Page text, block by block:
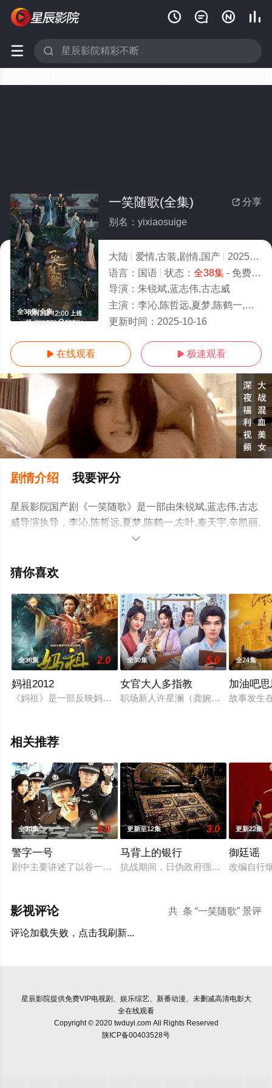
   
 
全38集/全集
 分享
一笑随歌(全集)
别名：yixiaosuige
大陆 爱情,古装,剧情,国产 2025
语言： 国语 状态： 全38集- 免费在线观看
导演： 朱锐斌,蓝志伟,古志威
主演： 李沁,陈哲远,夏梦,陈鹤一,左叶,秦天宇,辛凯丽,张珹朗,盛英豪,王子腾,田广宇,李卓扬,张兆
更新时间： 2025-10-16
 在线观看  极速观看
剧情介绍 我要评分
星辰影院国产剧《一笑随歌》是一部由朱锐斌,蓝志伟,古志
威导演执导，李沁,陈哲远,夏梦,陈鹤一,左叶,秦天宇,辛凯丽,
张珹朗,盛英豪,王子腾,田广宇,李卓扬,张兆辉,赵滨,徐飒,丁
王子睿,贾景晖,瞿楚原等演员精彩演绎的大陆电视剧，大结
版电视剧全集就上星辰影视，更多相关信息可移步至豆瓣
电视剧、电视猫或剧情网等平台了解。

猜你喜欢
全38集 2.0
妈祖2012
《妈祖》是一部反映妈祖生平事迹的神话励志剧，以广泛流传
全30集 5.0
女官大人多指教
职场新人许星澜（龚婉怡饰）意外穿
全24集
加油吧
故事发生
相关推荐
全30集 6.0
警字一号
剧中主要讲述了以谷一诚（李 崇霄饰演）为代表的冀北市公安
更新至12集 3.0
马背上的银行
抗战期间，日伪政府强行推广、使用
更新22集
御廷谣
改编自行
共 条 “一笑随歌” 景评
影视评论
评论加载失败，点击我刷新...
星辰影院提供免费VIP电视剧、娱乐综艺、新番动漫、未删减高清电影大
全在线观看
Copyright © 2020 twduyi.com All Rights Reserved
陕ICP备00403528号